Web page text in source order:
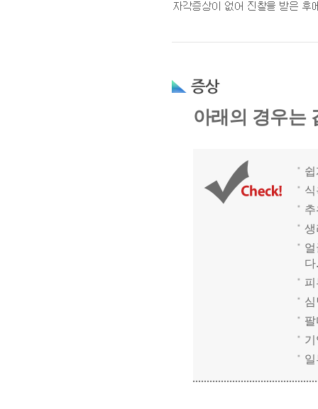
아래의 경우는
생
다.